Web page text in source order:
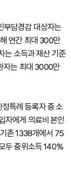
부담경감 대상자는
연간 최대 300만
는 소득과 재산 기준
자는 최대 3000만
특례 등록자 중 소
자에게 의료비 본인
존 1338개에서 75
두 중위소득 140%